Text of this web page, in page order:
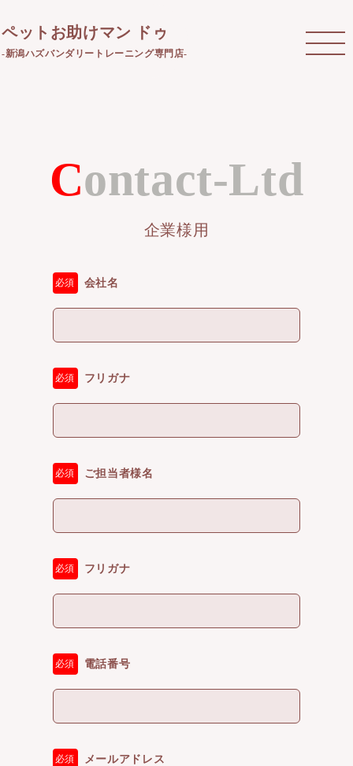
ペットお助けマン ドゥ
-新潟ハズバンダリートレーニング専門店-
Contact-Ltd
企業様用
必須 会社名
必須 フリガナ
必須 ご担当者様名
必須 フリガナ
必須 電話番号
必須 メールアドレス